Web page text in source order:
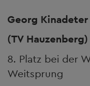
Georg
(TV Hauzenberg)
8. Platz bei der
Weitsprung